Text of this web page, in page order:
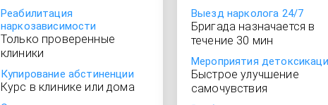
Реабилитация
наркозависимости
Только проверенные
клиники
Купирование абстиненции
Курс в клинике или дома
Выезд нарколога 24/7
Бригада назначается в
течение 30 мин
Мероприятия
Быстрое улучшение
самочувствия